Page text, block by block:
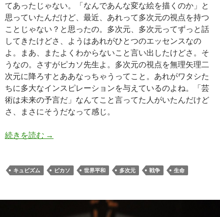
てあったじゃない。「なんであんな変な絵を描くのか」と
思っていたんだけど、最近、あれって多次元の視点を持つ
ことじゃない？と思ったの。多次元、多次元ってずっと話
してきたけどさ、ようはあれがひとつのエッセンスなの
よ。まあ、またよくわからないこと言い出したけどさ。そ
うなの。さすがピカソ先生よ。多次元の視点を無理矢理二
次元に降ろすとああなっちゃうってこと。あれがワタシた
ちに多大なインスピレーションを与えているのよね。「芸
術は未来の予言だ」なんてこと言ってた人がいたんだけど
さ、まさにそうだなって感じ。
続きを読む 三次元・四次元では矛盾に見える
→
キュビズム ピカソ 世界平和 多次元 戦争 生命